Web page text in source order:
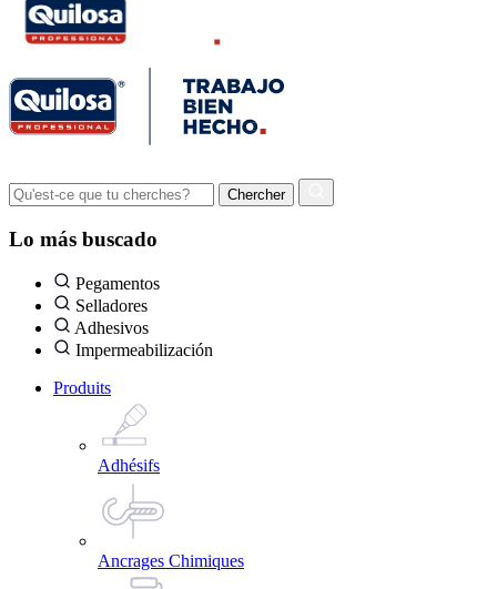
Lo más buscado
Pegamentos
Selladores
Adhesivos
Impermeabilización
Produits
Adhésifs
Ancrages Chimiques